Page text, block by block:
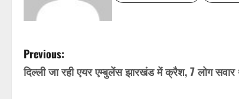
P
o
Previous:
दिल्ली जा रही एयर एम्बुलेंस झारखंड में क्रैश, 7 लोग